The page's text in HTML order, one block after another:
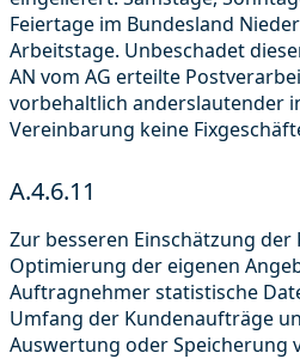
Feiertage im Bundesland
Arbeitstage. Unbeschadet
AN vom AG erteilte
vorbehaltlich anderslautender
Vereinbarung keine
A.4.6.11
Zur besseren Einschätzung
Optimierung der eigenen
Auftragnehmer statistische
Umfang der Kundenaufträge
Auswertung oder Speicherung